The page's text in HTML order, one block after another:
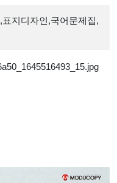
지디자인,국어문제집,